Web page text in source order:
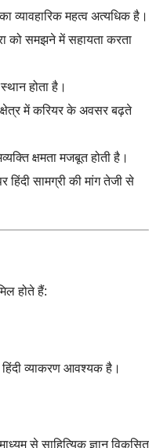
व्यावहारिक महत्व अत्यधिक है।
को समझने में सहायता करता
स्थान होता है।
क्षेत्र में करियर के अवसर बढ़ते
क्षमता मजबूत होती है।
हिंदी सामग्री की मांग तेजी से
होते हैं:
व्याकरण आवश्यक है।
से साहित्यिक ज्ञान विकसित